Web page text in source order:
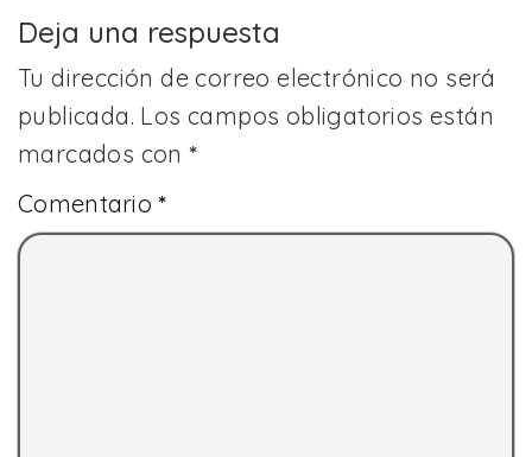
Deja una respuesta
Tu dirección de correo electrónico no será
publicada. Los campos obligatorios están
marcados con*
Comentario*